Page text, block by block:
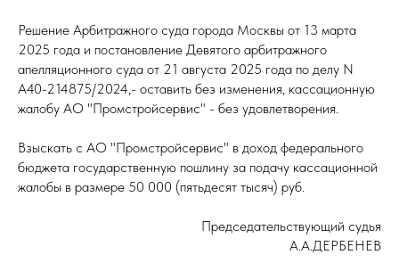
Решение Арбитражного суда города Москвы от 13 марта
2025 года и постановление Девятого арбитражного
апелляционного суда от 21 августа 2025 года по делу N
А40-214875/2024,- оставить без изменения, кассационную
жалобу АО "Промстройсервис" - без удовлетворения.
Взыскать с АО "Промстройсервис" в доход федерального
бюджета государственную пошлину за подачу кассационной
жалобы в размере 50 000 (пятьдесят тысяч) руб.
Председательствующий судья
А.А.ДЕРБЕНЕВ